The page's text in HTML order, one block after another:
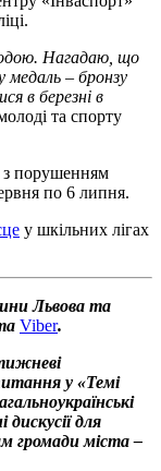
Нагадаю, що
медаль – бронзу
в березні в
та спорту
з порушенням
по 6 липня.
у шкільних лігах
Львова та
Viber.
у «Темі
для
громади міста –